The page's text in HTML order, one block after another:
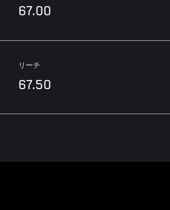
67.00
リーチ
67.50